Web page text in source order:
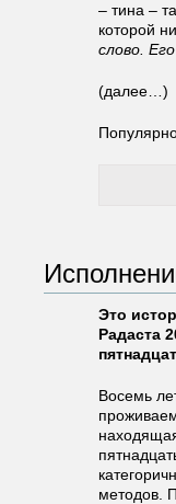
– тина –
которой
слово.
(далее…)
Это
Радаста
Восемь
методов.